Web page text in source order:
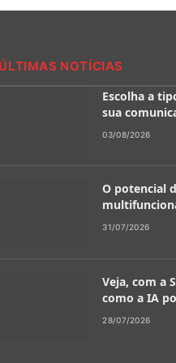
ÚLTIMAS NOTÍCIAS
Escolha a
sua
novo patamar
03/08/2026
O potencial
das cidades
31/07/2026
Veja, com a
como a IA
28/07/2026